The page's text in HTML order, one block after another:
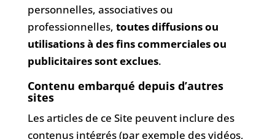
personnelles, associatives ou
professionnelles, toutes diffusions ou
utilisations à des fins commerciales ou
publicitaires sont exclues.
Contenu embarqué depuis d’autres
sites
Les articles de ce Site peuvent inclure des
contenus intégrés (par exemple des vidéos,